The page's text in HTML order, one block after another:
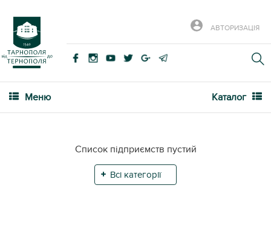
АВТОРИЗАЦІЯ
Меню Каталог
Список підприємств пустий
Всі категорії